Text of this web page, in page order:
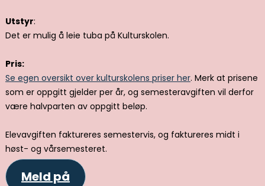
Utstyr:
Det er mulig å leie tuba på Kulturskolen.
Pris:
Se egen oversikt over kulturskolens priser her. Merk at prisene
som er oppgitt gjelder per år, og semesteravgiften vil derfor
være halvparten av oppgitt beløp.
Elevavgiften faktureres semestervis, og faktureres midt i
høst- og vårsemesteret.
Meld på